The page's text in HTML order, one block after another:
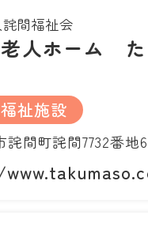
間福祉会
人ホーム た
祉施設
間町詫間7732番地